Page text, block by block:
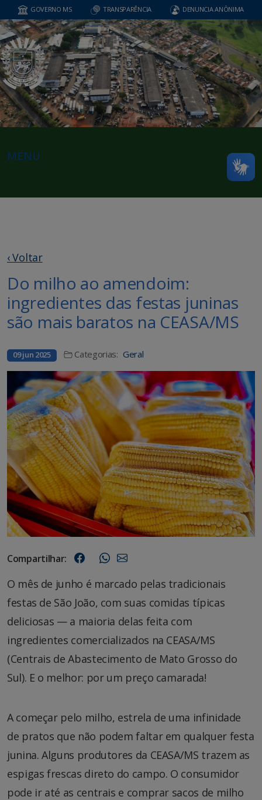
GOVERNO MS TRANSPARÊNCIA DENUNCIA ANÔNIMA
MENU
‹ Voltar
Do milho ao amendoim:
ingredientes das festas juninas
são mais baratos na CEASA/MS
09 jun 2025 Categorias: Geral
Compartilhar:
O mês de junho é marcado pelas tradicionais
festas de São João, com suas comidas típicas
deliciosas — a maioria delas feita com
ingredientes comercializados na CEASA/MS
(Centrais de Abastecimento de Mato Grosso do
Sul). E o melhor: por um preço camarada!
A começar pelo milho, estrela de uma infinidade
de pratos que não podem faltar em qualquer festa
junina. Alguns produtores da CEASA/MS trazem as
espigas frescas direto do campo. O consumidor
pode ir até as centrais e comprar sacos de milho